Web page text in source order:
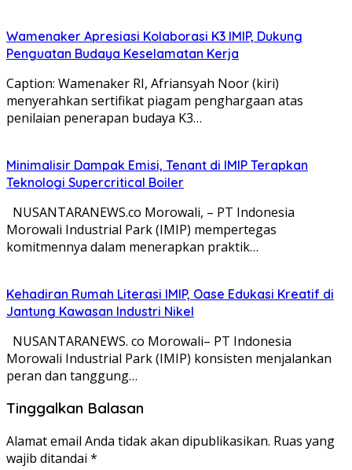
Wamenaker Apresiasi Kolaborasi K3 IMIP, Dukung
Penguatan Budaya Keselamatan Kerja
Caption: Wamenaker RI, Afriansyah Noor (kiri)
menyerahkan sertifikat piagam penghargaan atas
penilaian penerapan budaya K3…
Minimalisir Dampak Emisi, Tenant di IMIP Terapkan
Teknologi Supercritical Boiler
NUSANTARANEWS.co Morowali, – PT Indonesia
Morowali Industrial Park (IMIP) mempertegas
komitmennya dalam menerapkan praktik…
Kehadiran Rumah Literasi IMIP, Oase Edukasi Kreatif di
Jantung Kawasan Industri Nikel
NUSANTARANEWS. co Morowali– PT Indonesia
Morowali Industrial Park (IMIP) konsisten menjalankan
peran dan tanggung…
Tinggalkan Balasan
Alamat email Anda tidak akan dipublikasikan. Ruas yang
wajib ditandai *